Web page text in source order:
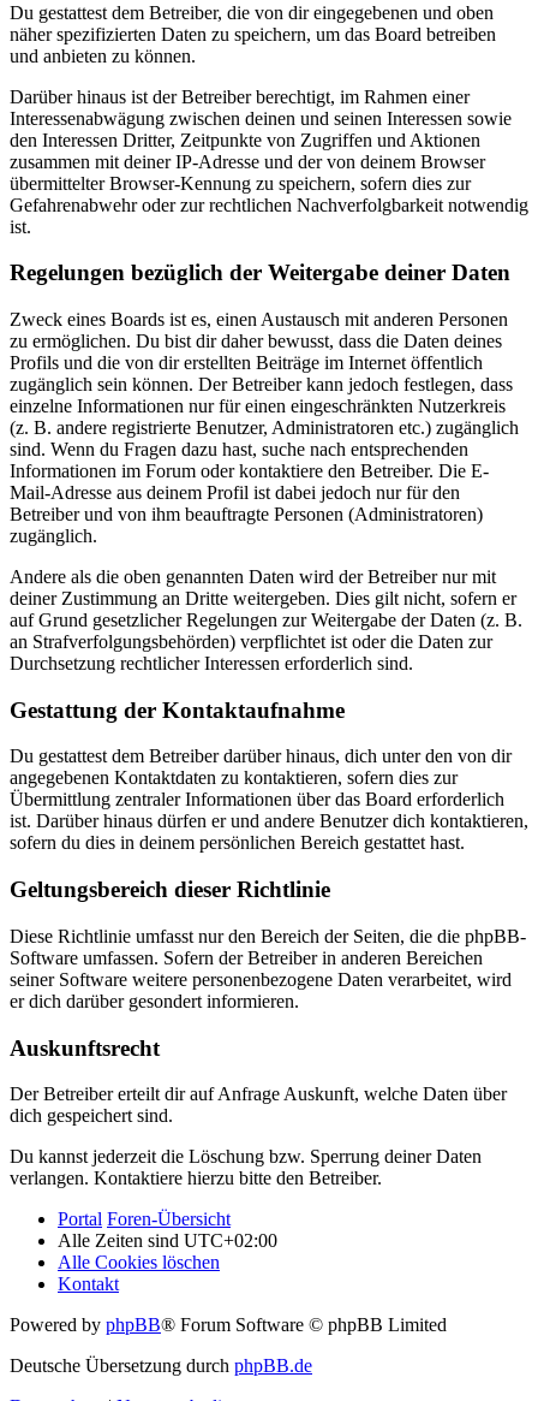
Du gestattest dem Betreiber, die von dir eingegebenen und oben
näher spezifizierten Daten zu speichern, um das Board betreiben
und anbieten zu können.
Darüber hinaus ist der Betreiber berechtigt, im Rahmen einer
Interessenabwägung zwischen deinen und seinen Interessen sowie
den Interessen Dritter, Zeitpunkte von Zugriffen und Aktionen
zusammen mit deiner IP-Adresse und der von deinem Browser
übermittelter Browser-Kennung zu speichern, sofern dies zur
Gefahrenabwehr oder zur rechtlichen Nachverfolgbarkeit notwendig
ist.
Regelungen bezüglich der Weitergabe deiner Daten
Zweck eines Boards ist es, einen Austausch mit anderen Personen
zu ermöglichen. Du bist dir daher bewusst, dass die Daten deines
Profils und die von dir erstellten Beiträge im Internet öffentlich
zugänglich sein können. Der Betreiber kann jedoch festlegen, dass
einzelne Informationen nur für einen eingeschränkten Nutzerkreis
(z. B. andere registrierte Benutzer, Administratoren etc.) zugänglich
sind. Wenn du Fragen dazu hast, suche nach entsprechenden
Informationen im Forum oder kontaktiere den Betreiber. Die E-
Mail-Adresse aus deinem Profil ist dabei jedoch nur für den
Betreiber und von ihm beauftragte Personen (Administratoren)
zugänglich.
Andere als die oben genannten Daten wird der Betreiber nur mit
deiner Zustimmung an Dritte weitergeben. Dies gilt nicht, sofern er
auf Grund gesetzlicher Regelungen zur Weitergabe der Daten (z. B.
an Strafverfolgungsbehörden) verpflichtet ist oder die Daten zur
Durchsetzung rechtlicher Interessen erforderlich sind.
Gestattung der Kontaktaufnahme
Du gestattest dem Betreiber darüber hinaus, dich unter den von dir
angegebenen Kontaktdaten zu kontaktieren, sofern dies zur
Übermittlung zentraler Informationen über das Board erforderlich
ist. Darüber hinaus dürfen er und andere Benutzer dich kontaktieren,
sofern du dies in deinem persönlichen Bereich gestattet hast.
Geltungsbereich dieser Richtlinie
Diese Richtlinie umfasst nur den Bereich der Seiten, die die phpBB-
Software umfassen. Sofern der Betreiber in anderen Bereichen
seiner Software weitere personenbezogene Daten verarbeitet, wird
er dich darüber gesondert informieren.
Auskunftsrecht
Der Betreiber erteilt dir auf Anfrage Auskunft, welche Daten über
dich gespeichert sind.
Du kannst jederzeit die Löschung bzw. Sperrung deiner Daten
verlangen. Kontaktiere hierzu bitte den Betreiber.
Portal Foren-Übersicht
Alle Zeiten sind UTC+02:00
Alle Cookies löschen
Kontakt
Powered by phpBB® Forum Software © phpBB Limited
Deutsche Übersetzung durch phpBB.de